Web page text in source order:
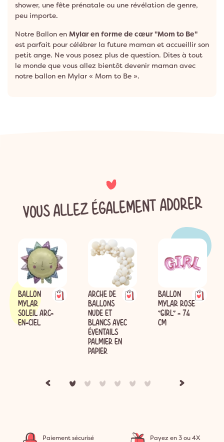
shower, une fête prénatale ou une révélation de genre,
peu importe.
Notre Ballon en Mylar en forme de cœur ''Mom to Be''
est parfait pour célébrer la future maman et accueillir son
petit ange. Ne vous posez plus de question. Dites à tout
le monde que vous allez bientôt devenir maman avec
notre ballon en Mylar « Mom to Be ».
VOUS ALLEZ ÉGALEMENT ADORER
BALLON
MYLAR
SOLEIL ARC-
EN-CIEL
ARCHE DE
BALLONS
NUDE ET
BLANCS AVEC
ÉVENTAILS
PALMIER EN
PAPIER
BALLON
MYLAR ROSE
"GIRL" - 74
CM
Paiement sécurisé Payez en 3 ou 4X